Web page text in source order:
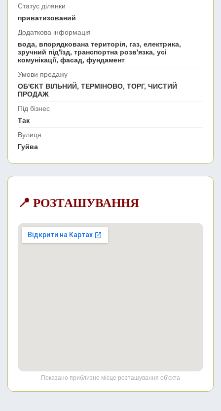
Статус ділянки
приватизований
Додаткова інформація
вода, впорядкована територія, газ, електрика,
зручний під'їзд, транспортна розв'язка, усі
комунікації, фасад, фундамент
Умови продажу
ОБ'ЄКТ ВІЛЬНИЙ, ТЕРМІНОВО, ТОРГ, ЧИСТИЙ
ПРОДАЖ
Під бізнес
Так
Вулиця
Гуйва
📍 РОЗТАШУВАННЯ
Показано приблизне місце розташування об'єкта